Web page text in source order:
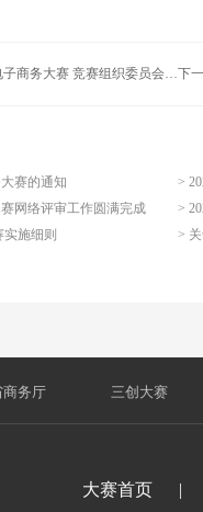
赛组织委员会第一次工作会议的通知 下
赛的通知
>
网络评审工作圆满完成
>
施细则
商务厅 三创大赛
大赛首页 |